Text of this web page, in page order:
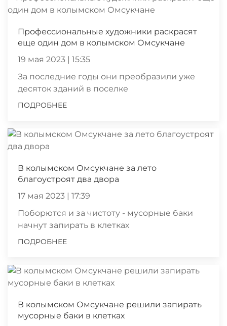
Профессиональные художники раскрасят
еще один дом в колымском Омсукчане
19 мая 2023 | 15:35
За последние годы они преобразили уже
десяток зданий в поселке
ПОДРОБНЕЕ
В колымском Омсукчане за лето
благоустроят два двора
17 мая 2023 | 17:39
Поборются и за чистоту - мусорные баки
начнут запирать в клетках
ПОДРОБНЕЕ
В колымском Омсукчане решили запирать
мусорные баки в клетках